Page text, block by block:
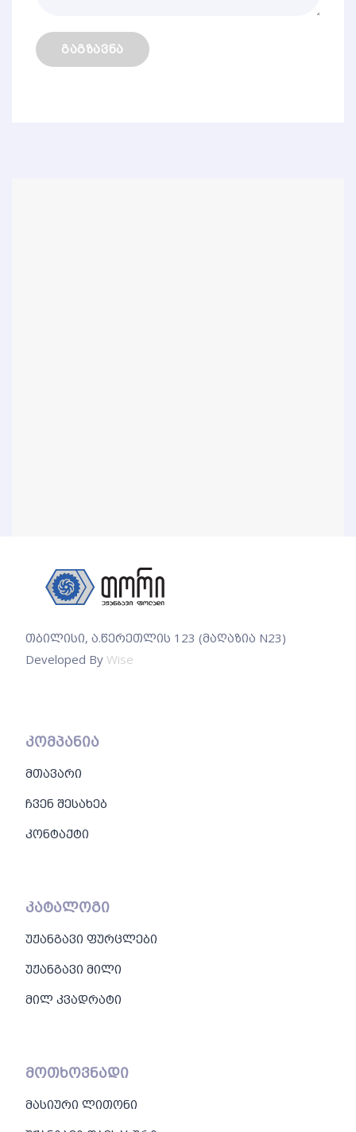
თბილისი, ა.წერეთლის 123 (მაღაზია N23)
Developed By Wise
კომპანია
მთავარი
ჩვენ შესახებ
კონტაქტი
კატალოგი
უჟანგავი ფურცლები
უჟანგავი მილი
მილ კვადრატი
მოთხოვნადი
მასიური ლითონი